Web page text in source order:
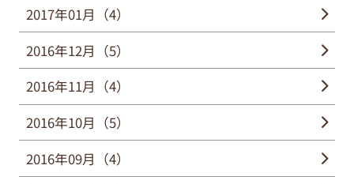
2017年01月（4）
2016年12月（5）
2016年11月（4）
2016年10月（5）
2016年09月（4）